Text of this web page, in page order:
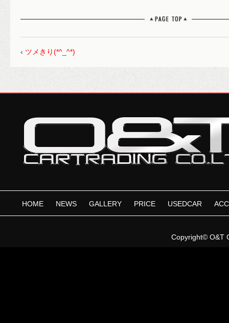
‹ ツメきり(*^_^*)
HOME NEWS GALLERY PRICE USEDCAR
Copyright©O&T